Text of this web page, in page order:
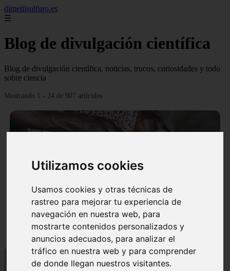
Utilizamos cookies
Usamos cookies y otras técnicas de
rastreo para mejorar tu experiencia de
navegación en nuestra web, para
mostrarte contenidos personalizados y
anuncios adecuados, para analizar el
tráfico en nuestra web y para comprender
de donde llegan nuestros visitantes.
dimetilsulfuro.es
☰
Blog de divulgación científica
Blog de divulgación científica, noticias, trucos, curiosidades y todo
sobre ciencia
Mostrando 1 - 24 de 907 artículos
En África harán lo que parecía imposible: Utilizarán
moléculas de agua para cocinar sus alimentos